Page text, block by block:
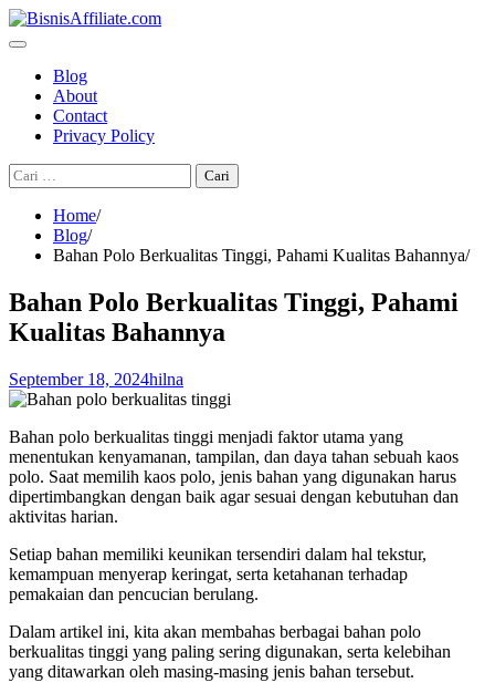
Skip
to
Blog
About
Contact
Privacy Policy
Cari
untuk:
Home
Blog
Bahan Polo Berkualitas Tinggi, Pahami Kualitas Bahannya
Bahan Polo Berkualitas Tinggi, Pahami
Kualitas Bahannya
September 18, 2024hilna
Bahan polo berkualitas tinggi menjadi faktor utama yang
menentukan kenyamanan, tampilan, dan daya tahan sebuah kaos
polo. Saat memilih kaos polo, jenis bahan yang digunakan harus
dipertimbangkan dengan baik agar sesuai dengan kebutuhan dan
aktivitas harian.
Setiap bahan memiliki keunikan tersendiri dalam hal tekstur,
kemampuan menyerap keringat, serta ketahanan terhadap
pemakaian dan pencucian berulang.
Dalam artikel ini, kita akan membahas berbagai bahan polo
berkualitas tinggi yang paling sering digunakan, serta kelebihan
yang ditawarkan oleh masing-masing jenis bahan tersebut.